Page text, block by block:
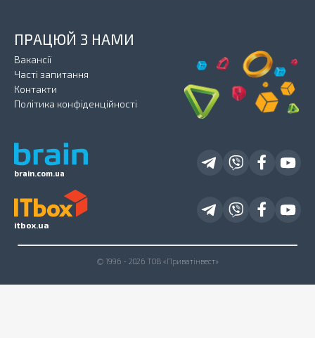
brain.com.ua
ПРАЦЮЙ З НАМИ
Вакансії
Часті запитання
Контакти
Політика конфіденційності
itbox.ua
© 1996 - 2026 ТОВ «Приватінвест»